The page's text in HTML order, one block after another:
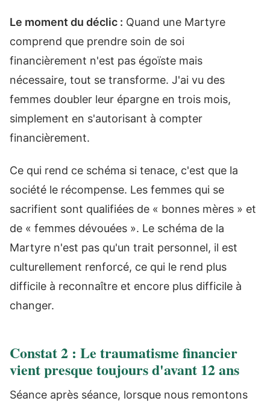
Le moment du déclic : Quand une Martyre
comprend que prendre soin de soi
financièrement n'est pas égoïste mais
nécessaire, tout se transforme. J'ai vu des
femmes doubler leur épargne en trois mois,
simplement en s'autorisant à compter
financièrement.
Ce qui rend ce schéma si tenace, c'est que la
société le récompense. Les femmes qui se
sacrifient sont qualifiées de « bonnes mères » et
de « femmes dévouées ». Le schéma de la
Martyre n'est pas qu'un trait personnel, il est
culturellement renforcé, ce qui le rend plus
difficile à reconnaître et encore plus difficile à
changer.
Constat 2 : Le traumatisme financier
vient presque toujours d'avant 12 ans
Séance après séance, lorsque nous remontons